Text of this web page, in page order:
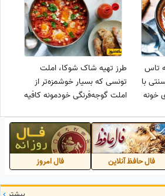
تاس
با
خونه
طرز تهیه شاک شوکا، املت
تونسی که بسیار خوشمزه‌تر از
املت گوجه‌فرنگی خودمونه کافیه
فال حافظ آنلاین فال امروز